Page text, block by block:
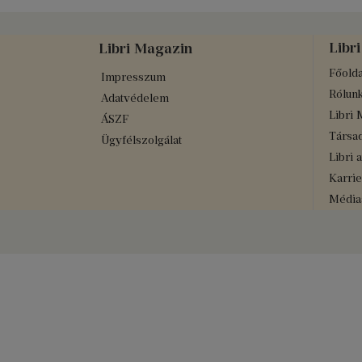
Libri Magazin
Impresszum
Adatvédelem
ÁSZF
Ügyfélszolgálat
Libri
Libri
Libri